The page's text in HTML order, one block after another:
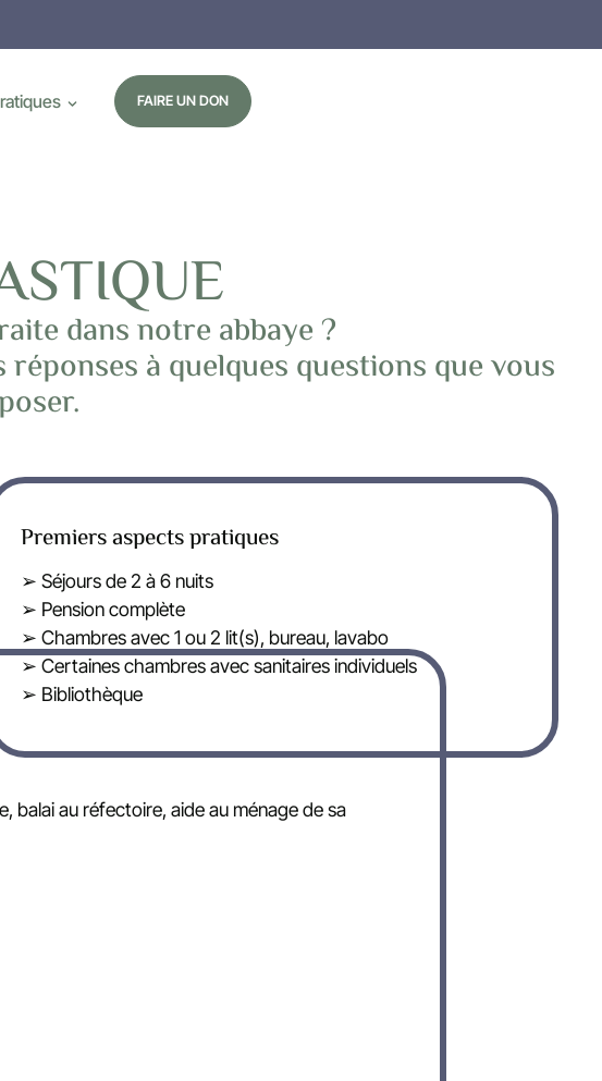
FAIRE UN DON
dans notre abbaye ?
à quelques questions que vous
Premiers aspects pratiques
➢ Séjours de 2 à 6 nuits
➢ Pension complète
➢ Chambres avec 1 ou 2 lit(s), bureau, lavabo
➢ Certaines chambres avec sanitaires individuels
➢ Bibliothèque
balai au réfectoire, aide au ménage de sa